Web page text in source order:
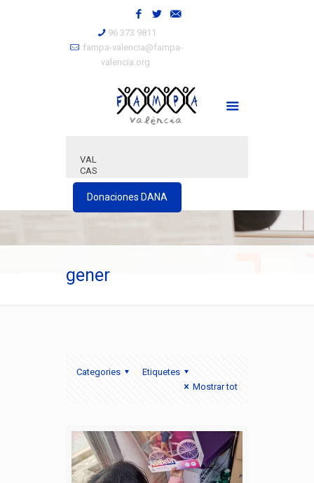
96 373 9811
fampa-valencia@fampa-
valencia.org
VAL
CAS
Donaciones DANA
gener
Categories
Etiquetes
Mostrar tot